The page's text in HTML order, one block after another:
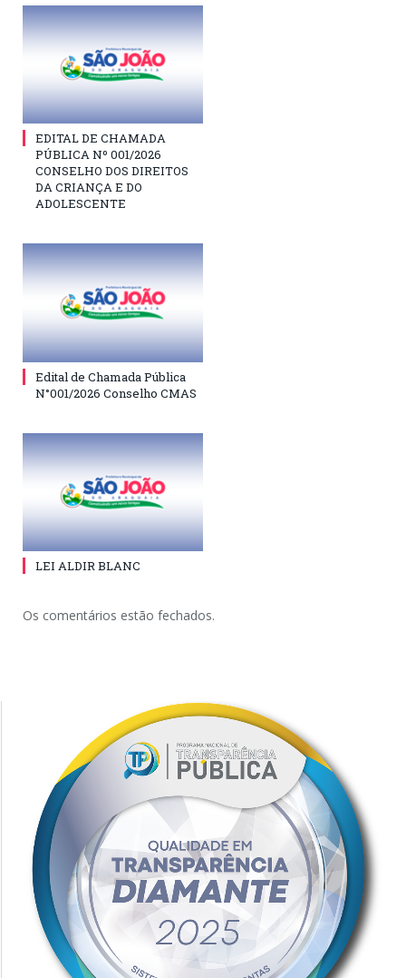
EDITAL DE CHAMADA
PÚBLICA Nº 001/2026
CONSELHO DOS DIREITOS
DA CRIANÇA E DO
ADOLESCENTE
Edital de Chamada Pública
N°001/2026 Conselho CMAS
LEI ALDIR BLANC
Os comentários estão fechados.